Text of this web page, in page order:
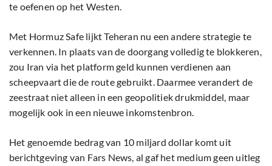
te oefenen op het Westen.
Met Hormuz Safe lijkt Teheran nu een andere strategie te
verkennen. In plaats van de doorgang volledig te blokkeren,
zou Iran via het platform geld kunnen verdienen aan
scheepvaart die de route gebruikt. Daarmee verandert de
zeestraat niet alleen in een geopolitiek drukmiddel, maar
mogelijk ook in een nieuwe inkomstenbron.
Het genoemde bedrag van 10 miljard dollar komt uit
berichtgeving van Fars News, al gaf het medium geen uitleg